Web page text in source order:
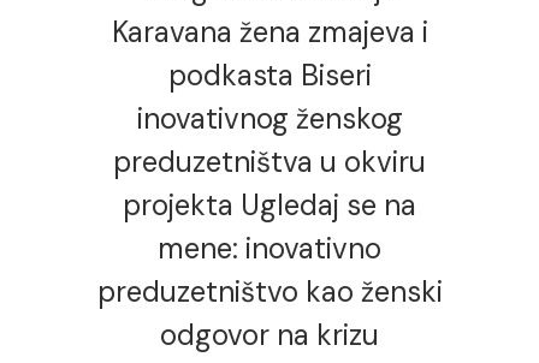
Karavana žena zmajeva i
podkasta Biseri
inovativnog ženskog
preduzetništva u okviru
projekta Ugledaj se na
mene: inovativno
preduzetništvo kao ženski
odgovor na krizu